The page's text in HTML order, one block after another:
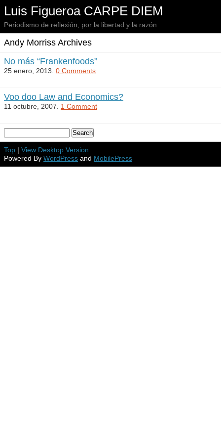
Luis Figueroa CARPE DIEM
Periodismo de reflexión, por la libertad y la razón
Andy Morriss Archives
No más “Frankenfoods”
25 enero, 2013. 0 Comments
Voo doo Law and Economics?
11 octubre, 2007. 1 Comment
Top | View Desktop Version
Powered By WordPress and MobilePress